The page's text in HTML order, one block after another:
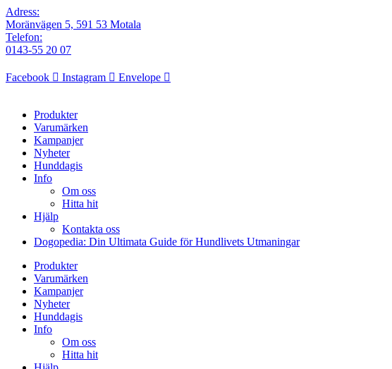
Adress:
Moränvägen 5, 591 53 Motala
Telefon:
0143-55 20 07
Facebook Instagram Envelope
Produkter
Varumärken
Kampanjer
Nyheter
Hunddagis
Info
Om oss
Hitta hit
Hjälp
Kontakta oss
Dogopedia: Din Ultimata Guide för Hundlivets Utmaningar
Produkter
Varumärken
Kampanjer
Nyheter
Hunddagis
Info
Om oss
Hitta hit